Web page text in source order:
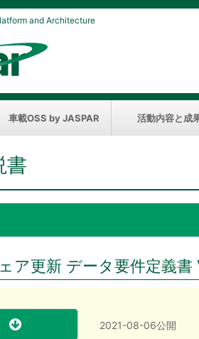
and Architecture
車載OSS by JASPAR 活動内容と成
書
ア更新 データ要件定義書
2021-08-06公開